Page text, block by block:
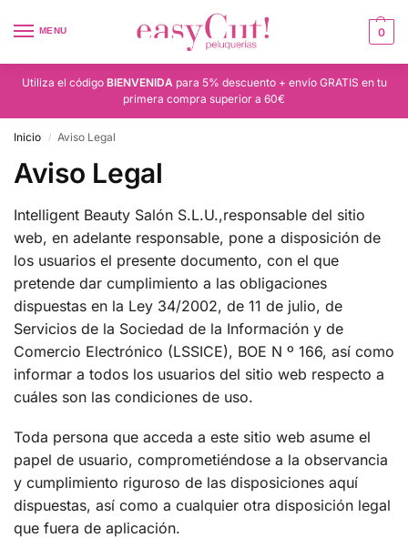
MENU 0
Utiliza el código BIENVENIDApara 5% descuento + envío GRATIS en tu
primera compra superior a 60€
Inicio / Aviso Legal
Aviso Legal
Intelligent Beauty Salón S.L.U.,responsable del sitio
web, en adelante responsable, pone a disposición de
los usuarios el presente documento, con el que
pretende dar cumplimiento a las obligaciones
dispuestas en la Ley 34/2002, de 11 de julio, de
Servicios de la Sociedad de la Información y de
Comercio Electrónico (LSSICE), BOE N º 166, así como
informar a todos los usuarios del sitio web respecto a
cuáles son las condiciones de uso.
Toda persona que acceda a este sitio web asume el
papel de usuario, comprometiéndose a la observancia
y cumplimiento riguroso de las disposiciones aquí
dispuestas, así como a cualquier otra disposición legal
que fuera de aplicación.